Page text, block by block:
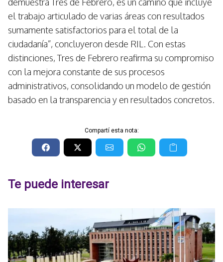
el trabajo articulado de varias áreas con resultados
sumamente satisfactorios para el total de la
ciudadanía”, concluyeron desde RIL. Con estas
distinciones, Tres de Febrero reafirma su compromiso
con la mejora constante de sus procesos
administrativos, consolidando un modelo de gestión
basado en la transparencia y en resultados concretos.
Compartí esta nota:
Te puede interesar